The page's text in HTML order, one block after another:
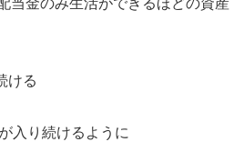
当金のみ生活ができるほどの資産
ける
入り続けるように